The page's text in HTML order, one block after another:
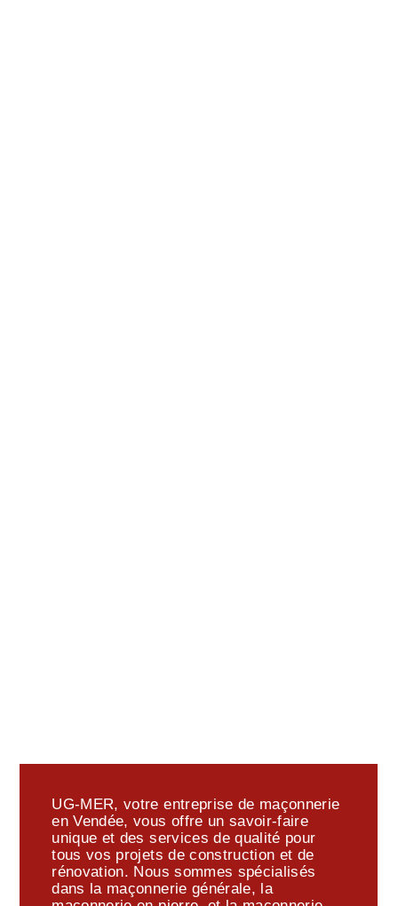
UG-MER, votre entreprise de maçonnerie
en Vendée, vous offre un savoir-faire
unique et des services de qualité pour
tous vos projets de construction et de
rénovation. Nous sommes spécialisés
dans la maçonnerie générale, la